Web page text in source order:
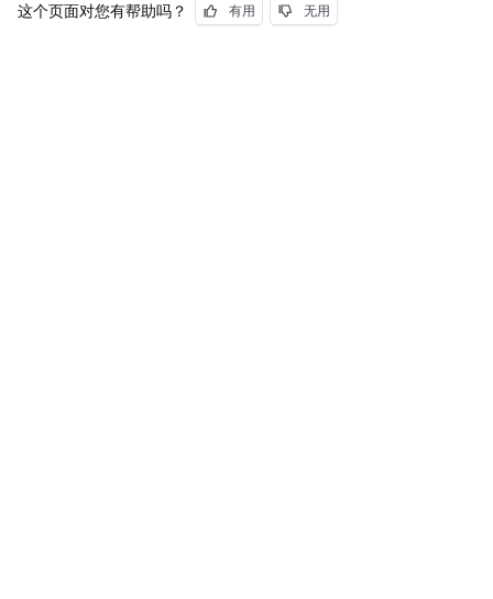
这个页面对您有帮助吗？
有用 无用